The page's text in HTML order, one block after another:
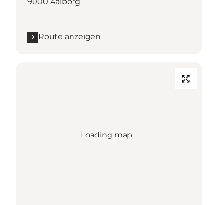
9000 Aalborg
Route anzeigen
Loading map...